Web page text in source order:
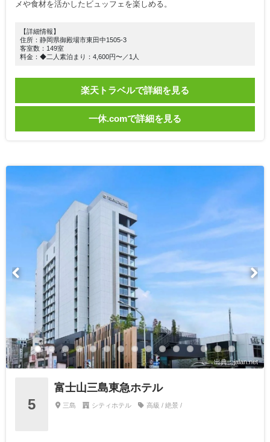
メや食材を活かしたビュッフェを楽しめる。
【詳細情報】
住所：静岡県御殿場市東田中1505-3
客室数：149室
料金：◆二人素泊まり：4,600円〜／1人
楽天トラベルで詳細を見る
一休.comで詳細を見る
出典：jalan.net
5
富士山三島東急ホテル
三島 シティホテル 高級 / 絶景 /